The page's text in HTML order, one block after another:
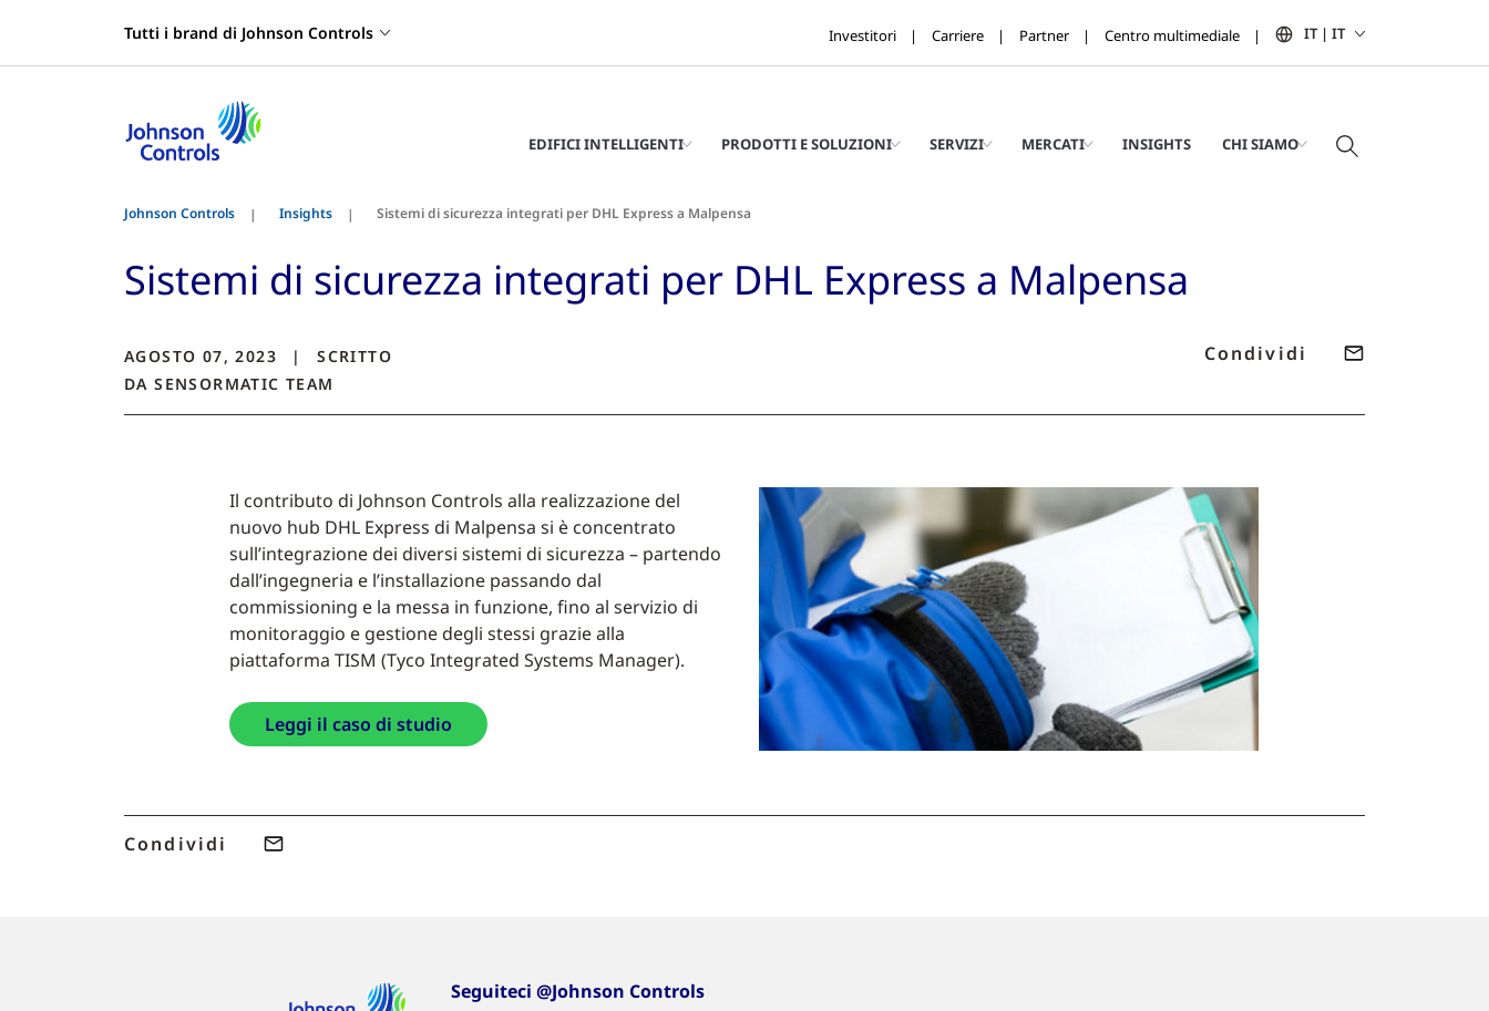
Tutti i brand di Johnson Controls Investitori Carriere Partner Centro multimediale IT | IT
EDIFICI INTELLIGENTI PRODOTTI E SOLUZIONI SERVIZI MERCATI INSIGHTS CHI SIAMO
Johnson Controls Insights Sistemi di sicurezza integrati per DHL Express a Malpensa
Sistemi di sicurezza integrati per DHL Express a Malpensa
AGOSTO 07, 2023
SCRITTO
DA SENSORMATIC TEAM
Condividi
Il contributo di Johnson Controls alla realizzazione del
nuovo hub DHL Express di Malpensa si è concentrato
sull’integrazione dei diversi sistemi di sicurezza – partendo
dall’ingegneria e l’installazione passando dal
commissioning e la messa in funzione, fino al servizio di
monitoraggio e gestione degli stessi grazie alla
piattaforma TISM (Tyco Integrated Systems Manager).
Leggi il caso di studio
Condividi
Seguiteci @Johnson Controls